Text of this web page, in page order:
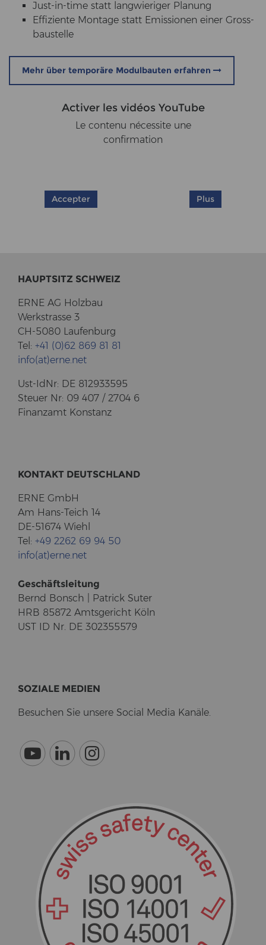
Just-​in-time statt lang­wie­ri­ger Pla­nung
Ef­fi­zi­en­te Mon­ta­ge statt Emis­sio­nen einer Gross­
bau­stel­le
Mehr über temporäre Modulbauten erfahren
Activer les vidéos YouTube
Le contenu nécessite une
confirmation
Accepter Plus
HAUPT­SITZ SCHWEIZ
ERNE AG Holz­bau
Werk­stras­se 3
CH-5080 Lau­fen­burg
Tel: +41 (0)62 869 81 81
info(at)erne.net
Ust-​IdNr: DE 812933595
Steu­er Nr: 09 407 / 2704 6
Fi­nanz­amt Kon­stanz
KON­TAKT DEUTSCH­LAND
ERNE GmbH
Am Hans-​Teich 14
DE-51674 Wiehl
Tel: +49 2262 69 94 50
info(at)erne.net
Ge­schäfts­lei­tung
Bernd Bonsch | Pa­trick Suter
HRB 85872 Amts­ge­richt Köln
UST ID Nr. DE 302355579
SO­ZIA­LE ME­DI­EN
Be­su­chen Sie un­se­re So­cial Media Ka­nä­le.